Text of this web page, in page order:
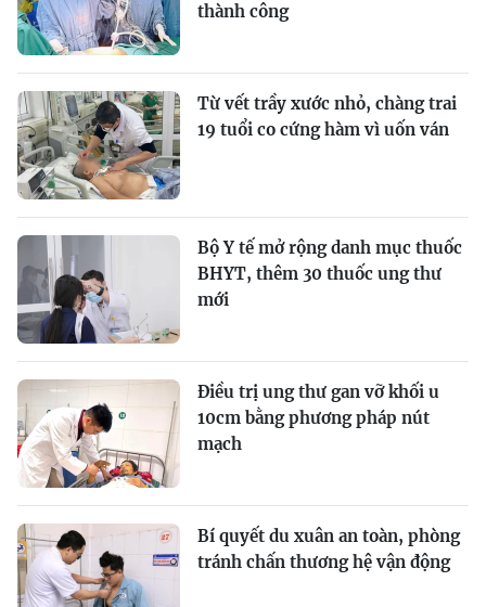
thành công
Từ vết trầy xước nhỏ, chàng trai
19 tuổi co cứng hàm vì uốn ván
Bộ Y tế mở rộng danh mục thuốc
BHYT, thêm 30 thuốc ung thư
mới
Điều trị ung thư gan vỡ khối u
10cm bằng phương pháp nút
mạch
Bí quyết du xuân an toàn, phòng
tránh chấn thương hệ vận động